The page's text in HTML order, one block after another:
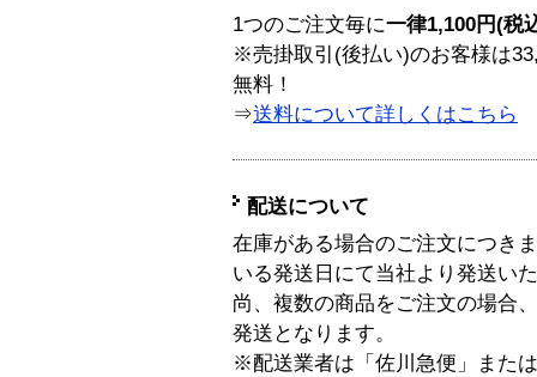
1つのご注文毎に一律1,100円(税
※売掛取引(後払い)のお客様は
無料！
⇒送料について詳しくはこちら
配送について
在庫がある場合のご注文につき
いる発送日にて当社より発送い
尚、複数の商品をご注文の場合
発送となります。
※配送業者は「佐川急便」また